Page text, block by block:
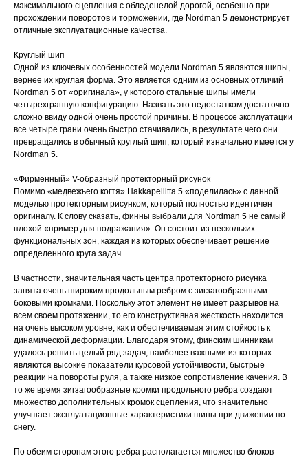
максимального сцепления с обледенелой дорогой, особенно при
прохождении поворотов и торможении, где Nordman 5 демонстрирует
отличные эксплуатационные качества.
Круглый шип
Одной из ключевых особенностей модели Nordman 5 являются шипы,
вернее их круглая форма. Это является одним из основных отличий
Nordman 5 от «оригинала», у которого стальные шипы имели
четырехгранную конфигурацию. Назвать это недостатком достаточно
сложно ввиду одной очень простой причины. В процессе эксплуатации
все четыре грани очень быстро стачивались, в результате чего они
превращались в обычный круглый шип, который изначально имеется у
Nordman 5.
«Фирменный» V-образный протекторный рисунок
Помимо «медвежьего когтя» Hakkapeliitta 5 «поделилась» с данной
моделью протекторным рисунком, который полностью идентичен
оригиналу. К слову сказать, финны выбрали для Nordman 5 не самый
плохой «пример для подражания». Он состоит из нескольких
функциональных зон, каждая из которых обеспечивает решение
определенного круга задач.
В частности, значительная часть центра протекторного рисунка
занята очень широким продольным ребром с зигзагообразными
боковыми кромками. Поскольку этот элемент не имеет разрывов на
всем своем протяжении, то его конструктивная жесткость находится
на очень высоком уровне, как и обеспечиваемая этим стойкость к
динамической деформации. Благодаря этому, финским шинникам
удалось решить целый ряд задач, наиболее важными из которых
являются высокие показатели курсовой устойчивости, быстрые
реакции на повороты руля, а также низкое сопротивление качения. В
то же время зигзагообразные кромки продольного ребра создают
множество дополнительных кромок сцепления, что значительно
улучшает эксплуатационные характеристики шины при движении по
снегу.
По обеим сторонам этого ребра располагается множество блоков